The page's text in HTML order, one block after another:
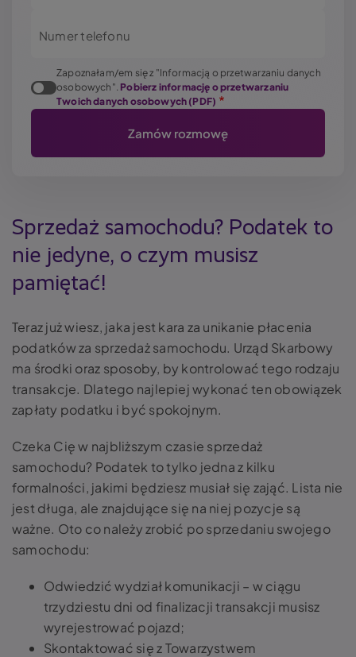
Numer telefonu
Zapoznałam/em się z "Informacją o przetwarzaniu danych
osobowych". Pobierz informację o przetwarzaniu
Twoich danych osobowych (PDF)
Sprzedaż samochodu? Podatek to
nie jedyne, o czym musisz
pamiętać!
Teraz już wiesz, jaka jest kara za unikanie płacenia
podatków za sprzedaż samochodu. Urząd Skarbowy
ma środki oraz sposoby, by kontrolować tego rodzaju
transakcje. Dlatego najlepiej wykonać ten obowiązek
zapłaty podatku i być spokojnym.
Czeka Cię w najbliższym czasie sprzedaż
samochodu? Podatek to tylko jedna z kilku
formalności, jakimi będziesz musiał się zająć. Lista nie
jest długa, ale znajdujące się na niej pozycje są
ważne. Oto co należy zrobić po sprzedaniu swojego
samochodu:
Odwiedzić wydział komunikacji – w ciągu
trzydziestu dni od finalizacji transakcji musisz
wyrejestrować pojazd;
Skontaktować się z Towarzystwem